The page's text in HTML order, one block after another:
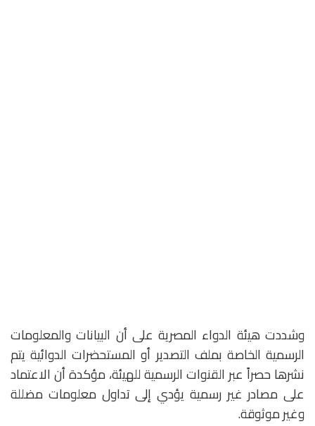
وشددت هيئة الدواء المصرية على أن البيانات والمعلومات
الرسمية الخاصة بملف التصدير أو المستحضرات الدوائية يتم
نشرها حصراً عبر القنوات الرسمية للهيئة، مؤكدة أن الاعتماد
على مصادر غير رسمية يؤدي إلى تداول معلومات مضللة
وغير موثوقة.